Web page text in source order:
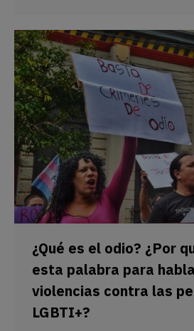
¿Qué es el odio? ¿Por
esta palabra para
violencias contra las
LGBTI+?